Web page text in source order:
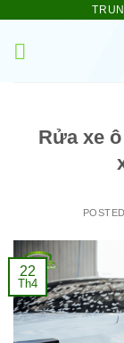
content
Rửa xe
22
Th4